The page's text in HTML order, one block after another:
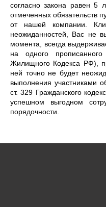
согласно закона равен 5
отмеченных обязательств
от нашей компании.
неожиданностей, Вас не
момента, всегда
на одного
Жилищного Кодекса РФ),
ней точно не будет
выполнения участниками
ст. 329 Гражданского
успешном выгодном
порядочности.